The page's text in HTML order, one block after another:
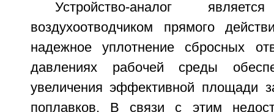
Устройство-аналог
воздухоотводчиком прямого
надежное уплотнение сбросных
давлениях рабочей среды
увеличения эффективной площади
поплавков. В связи с этим